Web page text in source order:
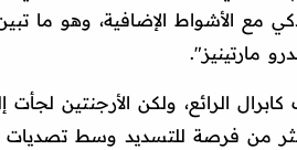
مع الأشواط الإضافية، وهو ما
مارتينيز".
الرائع، ولكن الأرجنتين
من فرصة للتسديد وسط